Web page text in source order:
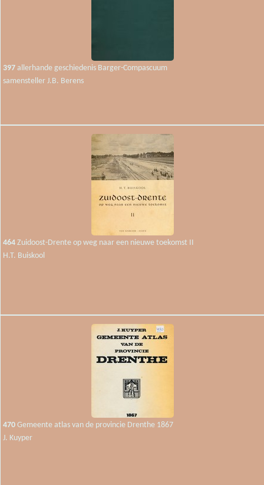
397 allerhande geschiedenis Barger-Compascuum
samensteller J.B. Berens
464 Zuidoost-Drente op weg naar een nieuwe toekomst II
H.T. Buiskool
470 Gemeente atlas van de provincie Drenthe 1867
J. Kuyper